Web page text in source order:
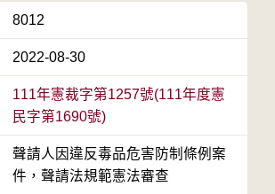
8012
2022-08-30
111年憲裁字第1257號(111年度憲
民字第1690號)
聲請人因違反毒品危害防制條例案
件，聲請法規範憲法審查